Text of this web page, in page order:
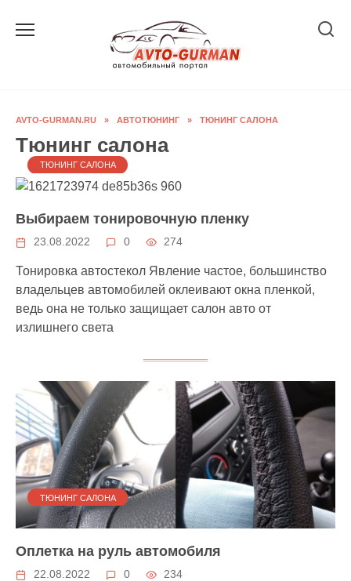
AVTO-GURMAN.RU » АВТОТЮНИНГ » ТЮНИНГ САЛОНА
Тюнинг салона
ТЮНИНГ САЛОНА
Выбираем тонировочную пленку
23.08.2022 0 274
Тонировка автостекол Явление частое, большинство
владельцев автомобилей оклеивают окна пленкой,
ведь она не только защищает салон авто от
излишнего света
ТЮНИНГ САЛОНА
Оплетка на руль автомобиля
22.08.2022 0 234